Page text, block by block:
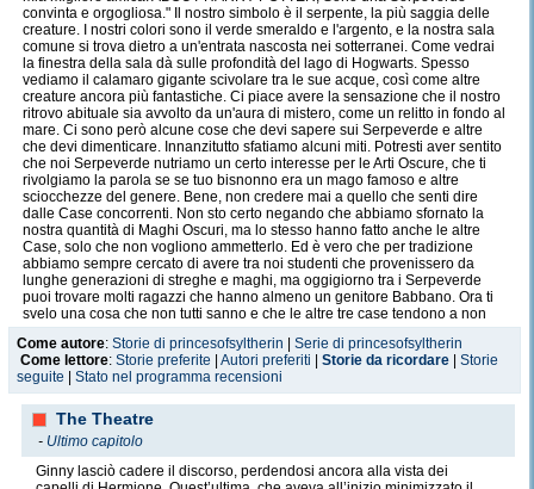
convinta e orgogliosa." Il nostro simbolo è il serpente, la più saggia delle
creature. I nostri colori sono il verde smeraldo e l'argento, e la nostra sala
comune si trova dietro a un'entrata nascosta nei sotterranei. Come vedrai
la finestra della sala dà sulle profondità del lago di Hogwarts. Spesso
vediamo il calamaro gigante scivolare tra le sue acque, così come altre
creature ancora più fantastiche. Ci piace avere la sensazione che il nostro
ritrovo abituale sia avvolto da un'aura di mistero, come un relitto in fondo al
mare. Ci sono però alcune cose che devi sapere sui Serpeverde e altre
che devi dimenticare. Innanzitutto sfatiamo alcuni miti. Potresti aver sentito
che noi Serpeverde nutriamo un certo interesse per le Arti Oscure, che ti
rivolgiamo la parola se se tuo bisnonno era un mago famoso e altre
sciocchezze del genere. Bene, non credere mai a quello che senti dire
dalle Case concorrenti. Non sto certo negando che abbiamo sfornato la
nostra quantità di Maghi Oscuri, ma lo stesso hanno fatto anche le altre
Case, solo che non vogliono ammetterlo. Ed è vero che per tradizione
abbiamo sempre cercato di avere tra noi studenti che provenissero da
lunghe generazioni di streghe e maghi, ma oggigiorno tra i Serpeverde
puoi trovare molti ragazzi che hanno almeno un genitore Babbano. Ora ti
svelo una cosa che non tutti sanno e che le altre tre case tendono a non
sottolineare: Merlino era un Serpeverde. Sì, proprio Merlino, il più grande
mago della storia! Ha imparato tutto quello che sapeva proprio in questa
casa! Vuoi seguire le orme di Merlino? O preferisci sederti alla vecchia
scrivania di Eglantine Puffett, illustre ex-Tassofrasso inventore del Panno
Auto-Saponante? Non credo proprio. Ad ogni modo, ora basta parlare di
quello che non siamo. Parliamo invece di cosa siamo, ossia la Casa
migliore e più intelligente della scuola. Noi giochiamo per vincere, perché
a noi stanno a cuore l'onore e le tradizioni di Serpeverde. Siamo rispettati
dai nostri studenti. È vero, parte di questo rispetto potrebbe essere dovuto
a un po' di timore, a causa della nostra "oscura" reputazione, ma sai una
Come autore: Storie di princesofsyltherin
Serie di princesofsyltherin
Come lettore: Storie preferite Autori preferiti Storie da ricordare
Storie
seguite
Stato nel programma recensioni
The Theatre
- Ultimo capitolo
Ginny lasciò cadere il discorso, perdendosi ancora alla vista dei